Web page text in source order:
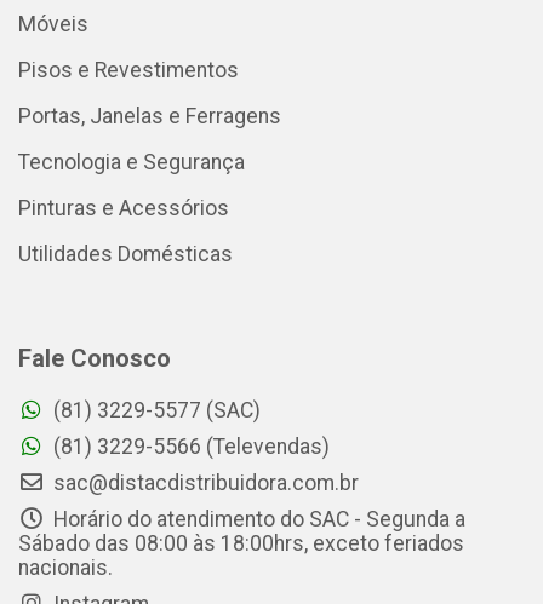
Móveis
Pisos e Revestimentos
Portas, Janelas e Ferragens
Tecnologia e Segurança
Pinturas e Acessórios
Utilidades Domésticas
Fale Conosco
(81) 3229-5577 (SAC)
(81) 3229-5566 (Televendas)
sac@distacdistribuidora.com.br
Horário do atendimento do SAC - Segunda a
Sábado das 08:00 às 18:00hrs, exceto feriados
nacionais.